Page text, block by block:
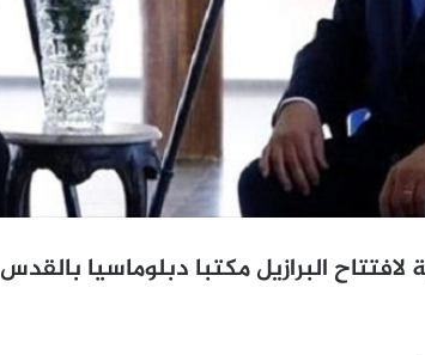
البرازيل مكتبا دبلوماسيا بالقدس